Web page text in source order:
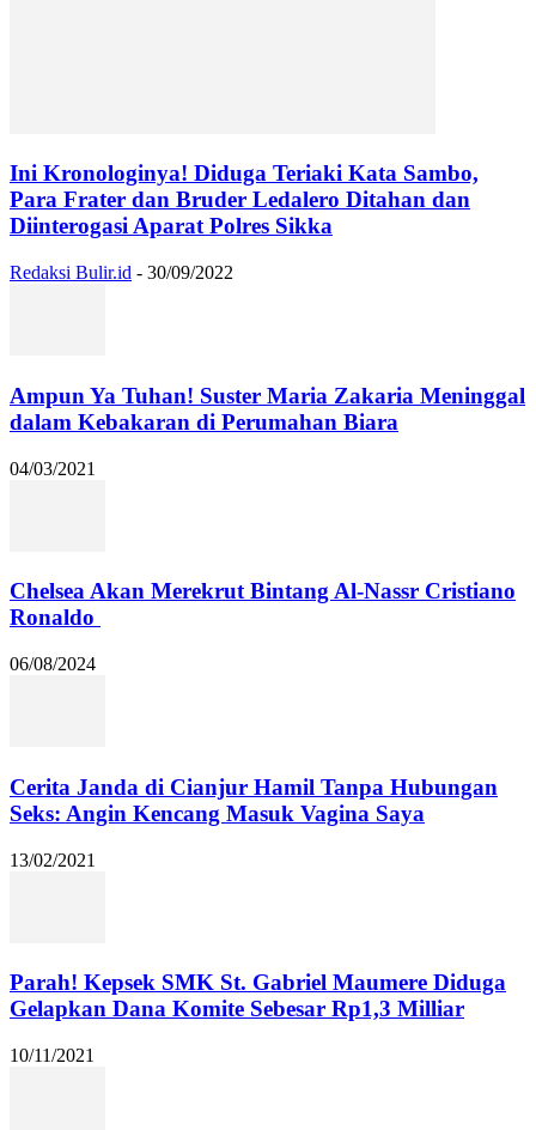
Ini Kronologinya! Diduga Teriaki Kata Sambo,
Para Frater dan Bruder Ledalero Ditahan dan
Diinterogasi Aparat Polres Sikka
Redaksi Bulir.id - 30/09/2022
Ampun Ya Tuhan! Suster Maria Zakaria Meninggal
dalam Kebakaran di Perumahan Biara
04/03/2021
Chelsea Akan Merekrut Bintang Al-Nassr Cristiano
Ronaldo
06/08/2024
Cerita Janda di Cianjur Hamil Tanpa Hubungan
Seks: Angin Kencang Masuk Vagina Saya
13/02/2021
Parah! Kepsek SMK St. Gabriel Maumere Diduga
Gelapkan Dana Komite Sebesar Rp1,3 Milliar
10/11/2021